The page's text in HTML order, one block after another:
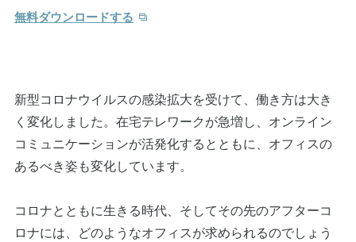
無料ダウンロードする
新型コロナウイルスの感染拡大を受けて、働き方は大き
く変化しました。在宅テレワークが急増し、オンライン
コミュニケーションが活発化するとともに、オフィスの
あるべき姿も変化しています。
コロナとともに生きる時代、そしてその先のアフターコ
ロナには、どのようなオフィスが求められるのでしょう